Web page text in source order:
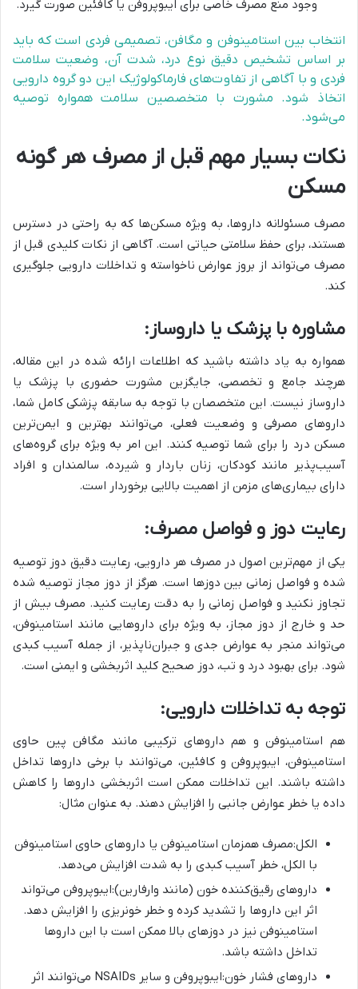
وجود منع مصرف خاصی برای ایبوپروفن یا کافئین صورت گیرد.
انتخاب بین استامینوفن و مگافن، تصمیمی فردی است که باید
بر اساس تشخیص دقیق نوع درد، شدت آن، وضعیت سلامت
فردی و با آگاهی از تفاوت‌های فارماکولوژیک این دو گروه دارویی
اتخاذ شود. مشورت با متخصصین سلامت همواره توصیه
می‌شود.
نکات بسیار مهم قبل از مصرف هر گونه
مسکن
مصرف مسئولانه داروها، به ویژه مسکن‌ها که به راحتی در دسترس
هستند، برای حفظ سلامتی حیاتی است. آگاهی از نکات کلیدی قبل از
مصرف می‌تواند از بروز عوارض ناخواسته و تداخلات دارویی جلوگیری
کند.
مشاوره با پزشک یا داروساز:
همواره به یاد داشته باشید که اطلاعات ارائه شده در این مقاله،
هرچند جامع و تخصصی، جایگزین مشورت حضوری با پزشک یا
داروساز نیست. این متخصصان با توجه به سابقه پزشکی کامل شما،
داروهای مصرفی و وضعیت فعلی، می‌توانند بهترین و ایمن‌ترین
مسکن درد را برای شما توصیه کنند. این امر به ویژه برای گروه‌های
آسیب‌پذیر مانند کودکان، زنان باردار و شیرده، سالمندان و افراد
دارای بیماری‌های مزمن از اهمیت بالایی برخوردار است.
رعایت دوز و فواصل مصرف:
یکی از مهم‌ترین اصول در مصرف هر دارویی، رعایت دقیق دوز توصیه
شده و فواصل زمانی بین دوزها است. هرگز از دوز مجاز توصیه شده
تجاوز نکنید و فواصل زمانی را به دقت رعایت کنید. مصرف بیش از
حد و خارج از دوز مجاز، به ویژه برای داروهایی مانند استامینوفن،
می‌تواند منجر به عوارض جدی و جبران‌ناپذیر، از جمله آسیب کبدی
شود. برای بهبود درد و تب، دوز صحیح کلید اثربخشی و ایمنی است.
توجه به تداخلات دارویی:
هم استامینوفن و هم داروهای ترکیبی مانند مگافن پین حاوی
استامینوفن، ایبوپروفن و کافئین، می‌توانند با برخی داروها تداخل
داشته باشند. این تداخلات ممکن است اثربخشی داروها را کاهش
داده یا خطر عوارض جانبی را افزایش دهند. به عنوان مثال:
الکل:مصرف همزمان استامینوفن یا داروهای حاوی استامینوفن
با الکل، خطر آسیب کبدی را به شدت افزایش می‌دهد.
داروهای رقیق‌کننده خون (مانند وارفارین):ایبوپروفن می‌تواند
اثر این داروها را تشدید کرده و خطر خونریزی را افزایش دهد.
استامینوفن نیز در دوزهای بالا ممکن است با این داروها
تداخل داشته باشد.
داروهای فشار خون:ایبوپروفن و سایر NSAIDs می‌توانند اثر